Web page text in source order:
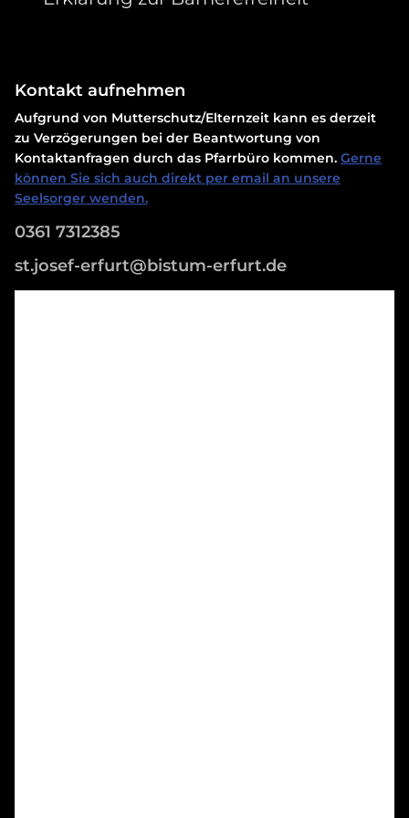
Kontakt aufnehmen
Aufgrund von Mutterschutz/Elternzeit kann es derzeit
zu Verzögerungen bei der Beantwortung von
Kontaktanfragen durch das Pfarrbüro kommen. Gerne
können Sie sich auch direkt per email an unsere
Seelsorger wenden.
0361 7312385
st.josef-erfurt@bistum-erfurt.de